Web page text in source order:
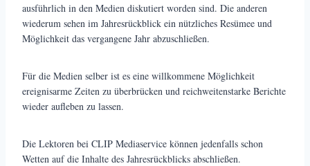
ausführlich in den Medien diskutiert worden sind. Die anderen
wiederum sehen im Jahresrückblick ein nützliches Resümee und
Möglichkeit das vergangene Jahr abzuschließen.
Für die Medien selber ist es eine willkommene Möglichkeit
ereignisarme Zeiten zu überbrücken und reichweitenstarke Berichte
wieder aufleben zu lassen.
Die Lektoren bei CLIP Mediaservice können jedenfalls schon
Wetten auf die Inhalte des Jahresrückblicks abschließen.